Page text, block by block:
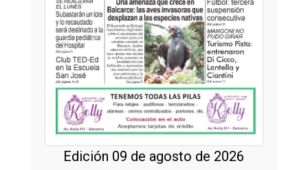
Edición 09 de agosto de 2026